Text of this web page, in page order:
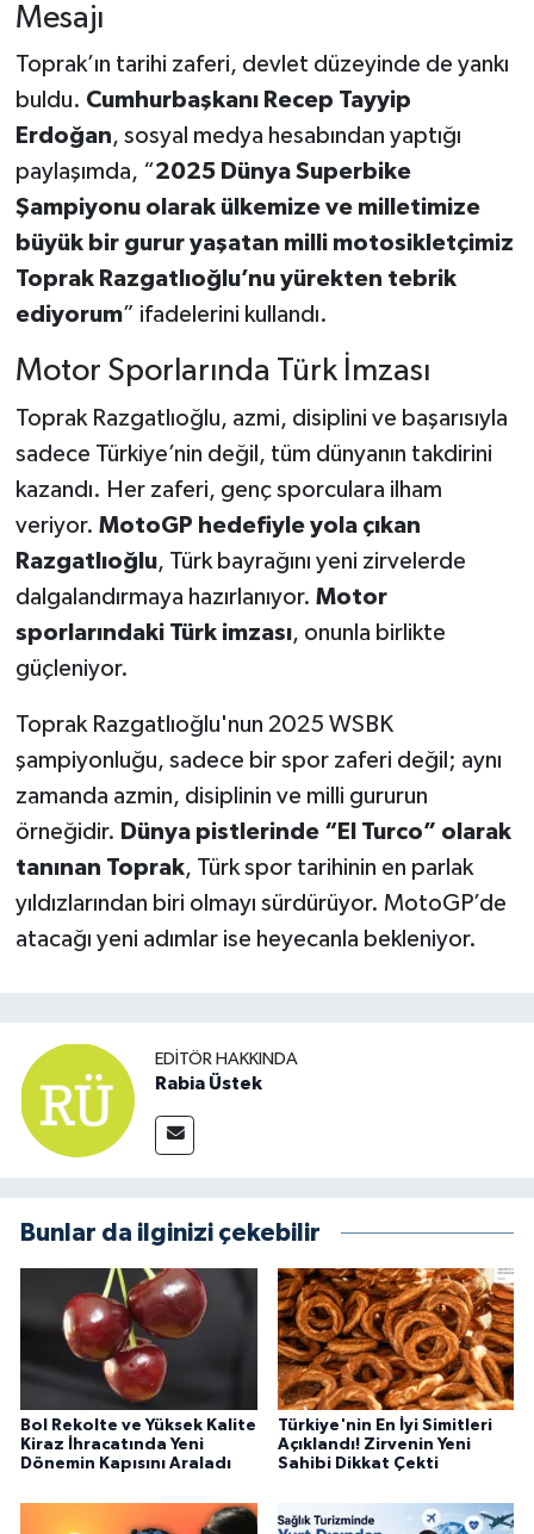
Mesajı
Toprak’ın tarihi zaferi, devlet düzeyinde de yankı
buldu. Cumhurbaşkanı Recep Tayyip
Erdoğan, sosyal medya hesabından yaptığı
paylaşımda, “2025 Dünya Superbike
Şampiyonu olarak ülkemize ve milletimize
büyük bir gurur yaşatan milli motosikletçimiz
Toprak Razgatlıoğlu’nu yürekten tebrik
ediyorum” ifadelerini kullandı.
Motor Sporlarında Türk İmzası
Toprak Razgatlıoğlu, azmi, disiplini ve başarısıyla
sadece Türkiye’nin değil, tüm dünyanın takdirini
kazandı. Her zaferi, genç sporculara ilham
veriyor. MotoGP hedefiyle yola çıkan
Razgatlıoğlu, Türk bayrağını yeni zirvelerde
dalgalandırmaya hazırlanıyor. Motor
sporlarındaki Türk imzası, onunla birlikte
güçleniyor.
Toprak Razgatlıoğlu'nun 2025 WSBK
şampiyonluğu, sadece bir spor zaferi değil; aynı
zamanda azmin, disiplinin ve milli gururun
örneğidir. Dünya pistlerinde “El Turco” olarak
tanınan Toprak, Türk spor tarihinin en parlak
yıldızlarından biri olmayı sürdürüyor. MotoGP’de
atacağı yeni adımlar ise heyecanla bekleniyor.
EDITÖR HAKKINDA
Rabia Üstek
Bunlar da ilginizi çekebilir
Bol Rekolte ve Yüksek Kalite
Kiraz İhracatında Yeni
Dönemin Kapısını Araladı
Türkiye'nin En İyi Simitleri
Açıklandı! Zirvenin Yeni
Sahibi Dikkat Çekti